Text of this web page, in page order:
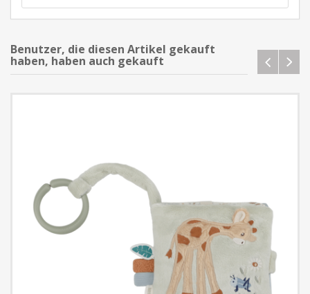
Benutzer, die diesen Artikel gekauft
haben, haben auch gekauft